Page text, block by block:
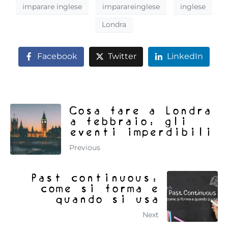
imparare inglese imparareinglese
inglese
Londra
Facebook Twitter LinkedIn
Cosa fare a Londra
a febbraio: gli
eventi imperdibili
Previous
Past continuous:
come si forma e
quando si usa
Next